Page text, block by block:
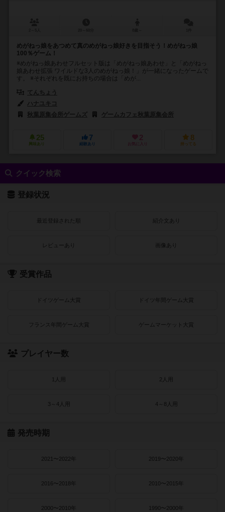
めがねっ娘をあつめて真のめがねっ娘好きを目指そう！めがねっ娘
100％ゲーム！
※めがねっ娘あわせフルセット版は「めがねっ娘あわせ」と「めがねっ
娘あわせ拡張 ワイルドな3人のめがねっ娘！」が一緒になったゲームで
す。 ※それぞれを既にお持ちの場合は「めが...
てんちょう
ハナユキコ
秋葉原集会所ゲームズ
ゲームカフェ秋葉原集会所
25
興味あり
7
経験あり
2
お気に入り
8
持ってる
クイック検索
登録状況
最近登録された順 紹介文あり
レビューあり 画像あり
受賞作品
ドイツゲーム大賞 ドイツ年間ゲーム大賞
フランス年間ゲーム大賞 ゲームマーケット大賞
プレイヤー数
1人用 2人用
3～4人用 4～8人用
発売時期
2021〜2022年 2019〜2020年
2016〜2018年 2010〜2015年
2000〜2010年 1990〜2000年